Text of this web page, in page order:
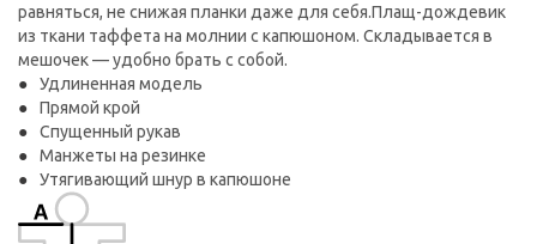
равняться, не снижая планки даже для себя.Плащ-дождевик
из ткани таффета на молнии с капюшоном. Складывается в
мешочек — удобно брать с собой.
Удлиненная модель
Прямой крой
Спущенный рукав
Манжеты на резинке
Утягивающий шнур в капюшоне